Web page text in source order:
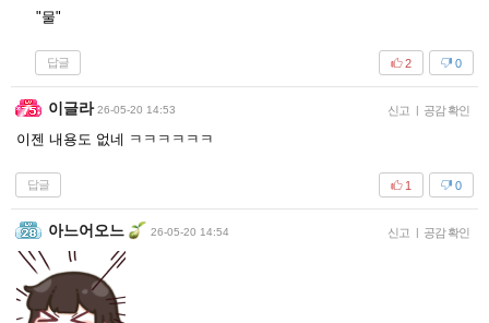
"물"
답글 0
2
이글라 26-05-20 14:53 신고 | 공감 확인
이젠 내용도 없네 ㅋㅋㅋㅋㅋㅋ
답글 0
1
아느어오느 26-05-20 14:54 신고 | 공감 확인